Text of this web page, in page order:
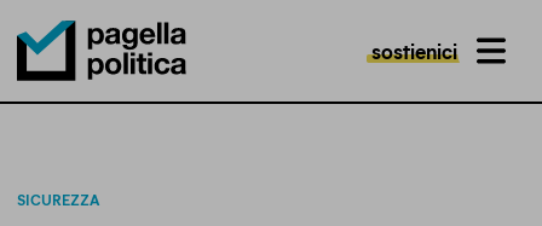
Pagella Politica Logo
sostienici MENU
SICUREZZA